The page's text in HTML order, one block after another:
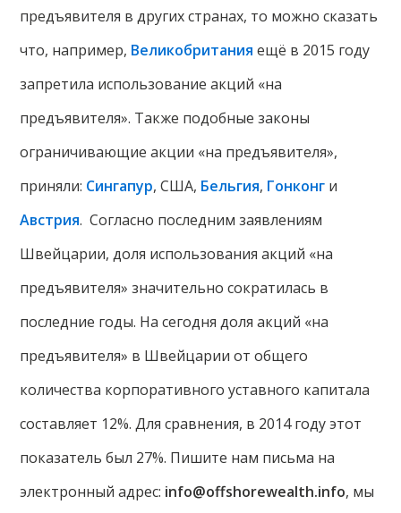
предъявителя в других странах, то можно сказать
что, например, Великобритания ещё в 2015 году
запретила использование акций «на
предъявителя». Также подобные законы
ограничивающие акции «на предъявителя»,
приняли: Сингапур, США, Бельгия, Гонконг и
Австрия. Согласно последним заявлениям
Швейцарии, доля использования акций «на
предъявителя» значительно сократилась в
последние годы. На сегодня доля акций «на
предъявителя» в Швейцарии от общего
количества корпоративного уставного капитала
составляет 12%. Для сравнения, в 2014 году этот
показатель был 27%. Пишите нам письма на
электронный адрес: info@offshorewealth.info, мы